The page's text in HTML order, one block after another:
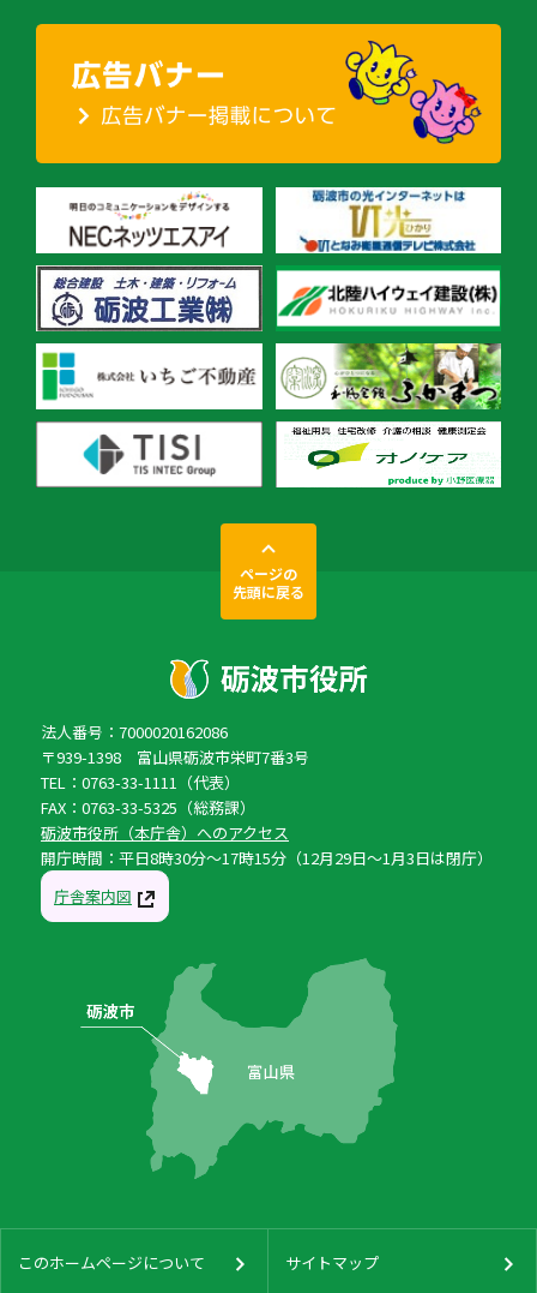
ページの
先頭に戻る
法人番号：7000020162086
〒939-1398 富山県砺波市栄町7番3号
TEL：0763-33-1111（代表）
FAX：0763-33-5325（総務課）
砺波市役所（本庁舎）へのアクセス
開庁時間：平日8時30分〜17時15分（12月29日〜1月3日は閉庁）
庁舎案内図
このホームページについて サイトマップ